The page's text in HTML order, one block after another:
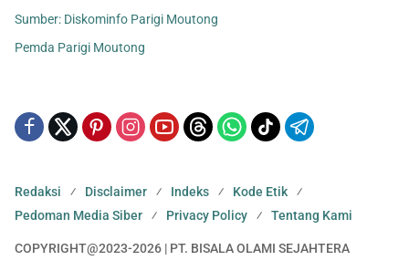
Sumber: Diskominfo Parigi Moutong
Pemda Parigi Moutong
Redaksi Disclaimer Indeks
Kode Etik
Pedoman Media Siber
Privacy Policy Tentang Kami
COPYRIGHT@2023-2026 | PT. BISALA OLAMI SEJAHTERA